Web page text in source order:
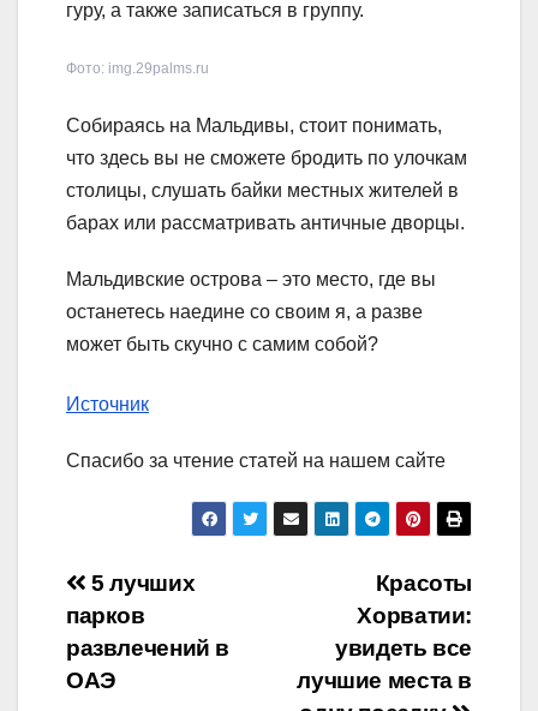
гуру, а также записаться в группу.
Фото: img.29palms.ru
Собираясь на Мальдивы, стоит понимать,
что здесь вы не сможете бродить по улочкам
столицы, слушать байки местных жителей в
барах или рассматривать античные дворцы.
Мальдивские острова – это место, где вы
останетесь наедине со своим я, а разве
может быть скучно с самим собой?
Источник
Спасибо за чтение статей на нашем сайте
Навигация
по
записям
Красоты
Хорватии:
увидеть все
лучшие места в
5 лучших
парков
развлечений в
ОАЭ